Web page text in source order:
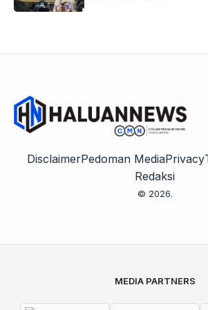
DisclaimerPedoman MediaPrivacy
Redaksi
© 2026.
MEDIA PARTNERS